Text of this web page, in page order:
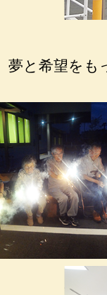
夢と希望をも